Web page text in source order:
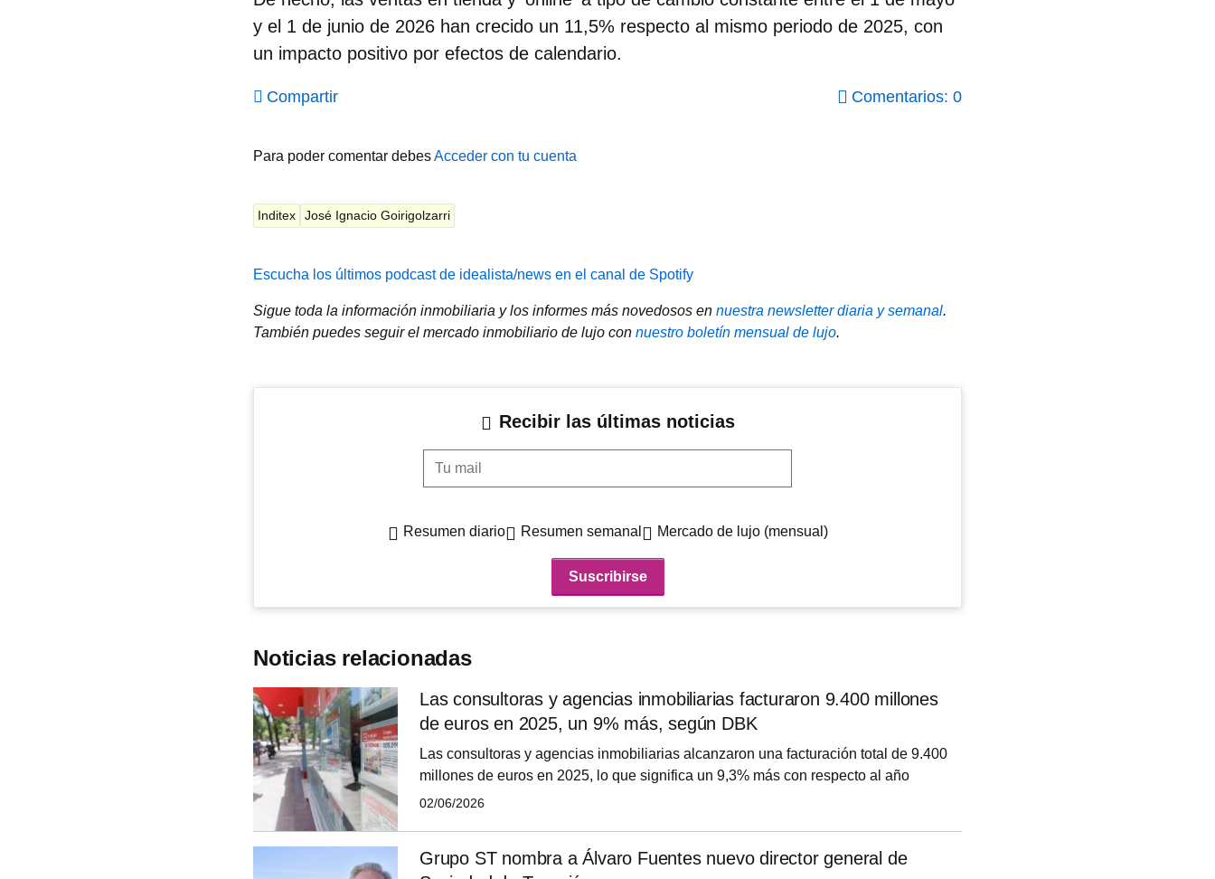
y el 1 de junio de 2026 han crecido un 11,5% respecto al mismo periodo de 2025, con
un impacto positivo por efectos de calendario.
Compartir Comentarios: 0
Para poder comentar debesAcceder con tu cuenta
Inditex José Ignacio Goirigolzarri
Escucha los últimos podcast de idealista/news en el canal de Spotify
Sigue toda la información inmobiliaria y los informes más novedosos en nuestra newsletter diaria y semanal.
También puedes seguir el mercado inmobiliario de lujo con nuestro boletín mensual de lujo.
Recibir las últimas noticias
Tu mail
Resumen diario Resumen semanal Mercado de lujo (mensual)
Noticias relacionadas
Las consultoras y agencias inmobiliarias facturaron 9.400 millones
de euros en 2025, un 9% más, según DBK
Las consultoras y agencias inmobiliarias alcanzaron una facturación total de 9.400
millones de euros en 2025, lo que significa un 9,3% más con respecto al año
anterior, según ha informado este martes DBK Informa en un comunicado.
02/06/2026
Grupo ST nombra a Álvaro Fuentes nuevo director general de